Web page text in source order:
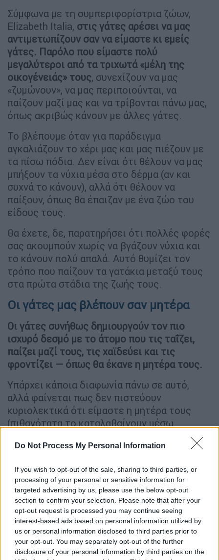
Do Not Process My Personal Information
If you wish to opt-out of the sale, sharing to third parties, or
processing of your personal or sensitive information for
targeted advertising by us, please use the below opt-out
section to confirm your selection. Please note that after your
opt-out request is processed you may continue seeing
interest-based ads based on personal information utilized by
us or personal information disclosed to third parties prior to
your opt-out. You may separately opt-out of the further
disclosure of your personal information by third parties on the
Σύμφωνα με τη συμπεριφορίστρια ζώων,
Elizabeth Italia, στις γάτες αρέσει να μας
αντιμετωπίζουν σαν να είμαστε κι εμείς
γάτες. Παρόλο που είμαστε πολύ
μεγαλύτεροι από τα τριχωτά «μέλη της
οικογένειάς» τους, συνεχίζουν να μας
«ζυμώνουν», να μας περιποιούνται, να
παίζουν μαζί μας και να τρίβονται πάνω μας,
όπως ακριβώς κάνουν με άλλες γάτες.
Το βλέπουμε όταν για παράδειγμα
αγκαλιάζουν το χέρι μας και μας πιέζουν με
τα πίσω πόδια. Δεν είναι ότι θέλουν να μας
μπήξουν τα νύχια μέσα στο δέρμα (αν και
συχνά το κάνουν), αλλά ότι θέλουν να
παίξουν, όπως θα έπαιζαν με ένα ζώο του
είδους τους.
Θα έχετε, δε, παρατηρήσει ότι πολλές φορές
σας ακουμπούν χωρίς να βγάζουν νύχια και
το κάνουν πολύ απαλά. Αυτό θυμίζει τον
τρόπο που παίζουν τα γατάκια μεταξύ τους
στα πρώτα στάδια της ζωής τους.
Οι γάτες μας βλέπουν σαν μητέρα
Οι γάτες συνήθως δημιουργούν τον πιο
ισχυρό δεσμό με το άτομο που τις ταΐζει,
παίζει μαζί τους, τις χαϊδεύει και τις
φροντίζει — όπως θα έκανε η μητέρα τους.
Υπάρχει κάποια διαφωνία πάνω σε αυτό,
αλλά φαίνεται πως δεν πιστεύουν
κυριολεκτικά ότι είμαστε η μητέρα τους
(πιθανότατα το καταλαβαίνουν μέσω
φερομονών). Ωστόσο, μας αντιμετωπίζουν
με παρόμοιο τρόπο επειδή τις φροντίζουμε.
Άλλωστε και οι άνθρωποι μπορούν επίσης να
έχουν μια «μητρική» σχέση με κάποιον που
δεν είναι η βιολογική τους μητέρα.
Μια μελέτη το 2019 έδειξε ότι οι γάτες
δένονται με τους ανθρώπους όσο και τα
μωρά. Και εδώ, ο ρόλος του φροντιστή είναι
καθοριστικός. Αυτό δείχνει ότι οι γάτες